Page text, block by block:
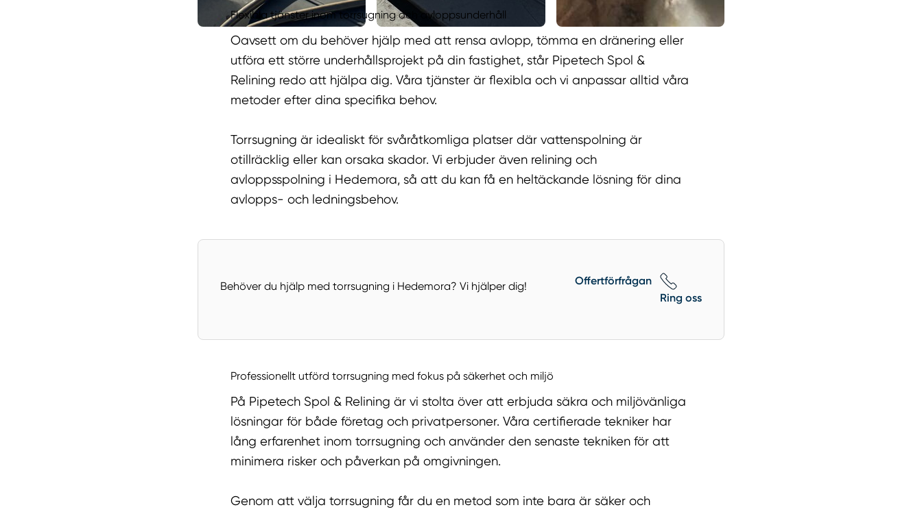
Flexibla tjänster inom torrsugning och avloppsunderhåll
Oavsett om du behöver hjälp med att rensa avlopp, tömma en dränering eller
utföra ett större underhållsprojekt på din fastighet, står Pipetech Spol &
Relining redo att hjälpa dig. Våra tjänster är flexibla och vi anpassar alltid våra
metoder efter dina specifika behov.
Torrsugning är idealiskt för svåråtkomliga platser där vattenspolning är
otillräcklig eller kan orsaka skador. Vi erbjuder även relining och
avloppsspolning i Hedemora, så att du kan få en heltäckande lösning för dina
avlopps- och ledningsbehov.
Behöver du hjälp med torrsugning i Hedemora? Vi hjälper dig!
Offertförfrågan
Ring oss
Professionellt utförd torrsugning med fokus på säkerhet och miljö
På Pipetech Spol & Relining är vi stolta över att erbjuda säkra och miljövänliga
lösningar för både företag och privatpersoner. Våra certifierade tekniker har
lång erfarenhet inom torrsugning och använder den senaste tekniken för att
minimera risker och påverkan på omgivningen.
Genom att välja torrsugning får du en metod som inte bara är säker och